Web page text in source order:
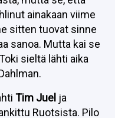
ainakaan viime
sitten tuovat sinne
sanoa. Mutta kai se
sieltä lähti aika
Tim Juel ja
Ruotsista. Pilo